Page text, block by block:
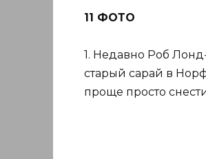
11 ФОТО
1. Недавно Роб
старый сарай в
проще просто